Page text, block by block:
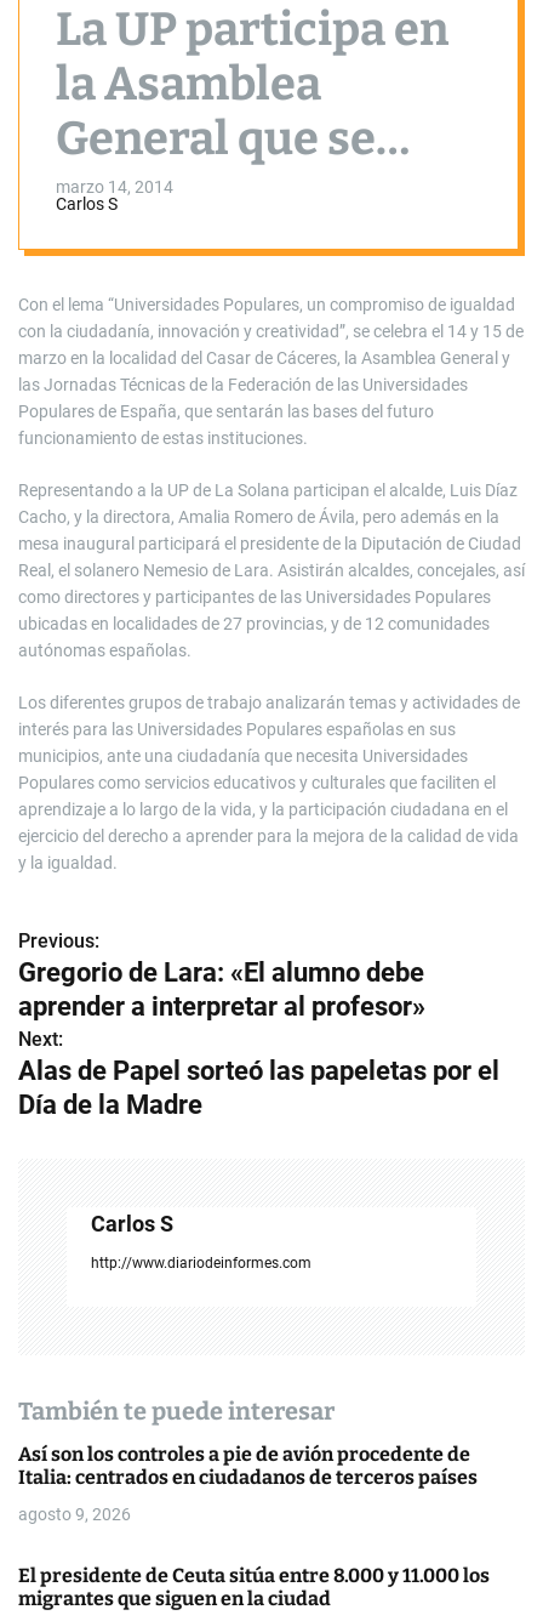
La UP participa en
la Asamblea
General que se
celebra en Cáceres
marzo 14, 2014
Carlos S
Con el lema “Universidades Populares, un compromiso de igualdad
con la ciudadanía, innovación y creatividad”, se celebra el 14 y 15 de
marzo en la localidad del Casar de Cáceres, la Asamblea General y
las Jornadas Técnicas de la Federación de las Universidades
Populares de España, que sentarán las bases del futuro
funcionamiento de estas instituciones.
Representando a la UP de La Solana participan el alcalde, Luis Díaz
Cacho, y la directora, Amalia Romero de Ávila, pero además en la
mesa inaugural participará el presidente de la Diputación de Ciudad
Real, el solanero Nemesio de Lara. Asistirán alcaldes, concejales, así
como directores y participantes de las Universidades Populares
ubicadas en localidades de 27 provincias, y de 12 comunidades
autónomas españolas.
Los diferentes grupos de trabajo analizarán temas y actividades de
interés para las Universidades Populares españolas en sus
municipios, ante una ciudadanía que necesita Universidades
Populares como servicios educativos y culturales que faciliten el
aprendizaje a lo largo de la vida, y la participación ciudadana en el
ejercicio del derecho a aprender para la mejora de la calidad de vida
y la igualdad.
N
a
v
e
d
e
t
Previous:
Gregorio de Lara: «El alumno debe
aprender a interpretar al profesor»
Next:
Alas de Papel sorteó las papeletas por el
Día de la Madre
Carlos S
http://www.diariodeinformes.com
También te puede interesar
Así son los controles a pie de avión procedente de
Italia: centrados en ciudadanos de terceros países
agosto 9, 2026
El presidente de Ceuta sitúa entre 8.000 y 11.000 los
migrantes que siguen en la ciudad